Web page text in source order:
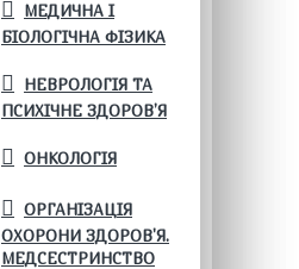
МЕДИЧНА І
БІОЛОГІЧНА ФІЗИКА
НЕВРОЛОГІЯ ТА
ПСИХІЧНЕ ЗДОРОВ’Я
ОНКОЛОГІЯ
ОРГАНІЗАЦІЯ
ОХОРОНИ ЗДОРОВ'Я.
МЕДСЕСТРИНСТВО